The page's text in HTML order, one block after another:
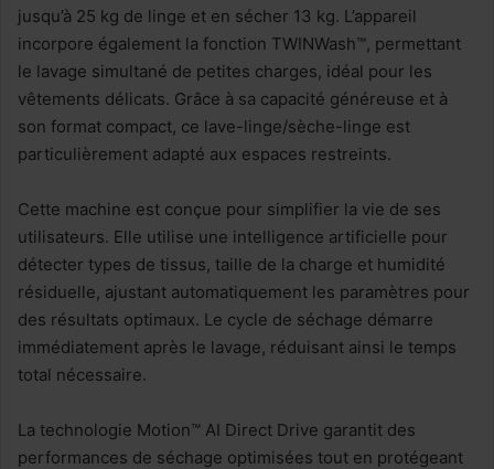
jusqu’à 25 kg de linge et en sécher 13 kg. L’appareil
incorpore également la fonction TWINWash™, permettant
le lavage simultané de petites charges, idéal pour les
vêtements délicats. Grâce à sa capacité généreuse et à
son format compact, ce lave-linge/sèche-linge est
particulièrement adapté aux espaces restreints.
Cette machine est conçue pour simplifier la vie de ses
utilisateurs. Elle utilise une intelligence artificielle pour
détecter types de tissus, taille de la charge et humidité
résiduelle, ajustant automatiquement les paramètres pour
des résultats optimaux. Le cycle de séchage démarre
immédiatement après le lavage, réduisant ainsi le temps
total nécessaire.
La technologie Motion™ AI Direct Drive garantit des
performances de séchage optimisées tout en protégeant